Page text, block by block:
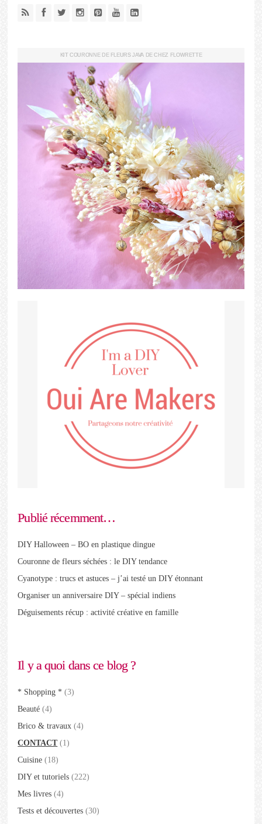
KIT COURONNE DE FLEURS JAVA DE CHEZ FLOWRETTE
Publié récemment…
DIY Halloween – BO en plastique dingue
Couronne de fleurs séchées : le DIY tendance
Cyanotype : trucs et astuces – j’ai testé un DIY étonnant
Organiser un anniversaire DIY – spécial indiens
Déguisements récup : activité créative en famille
Il y a quoi dans ce blog ?
* Shopping * (3)
Beauté (4)
Brico & travaux (4)
CONTACT(1)
Cuisine (18)
DIY et tutoriels (222)
Mes livres (4)
Tests et découvertes (30)